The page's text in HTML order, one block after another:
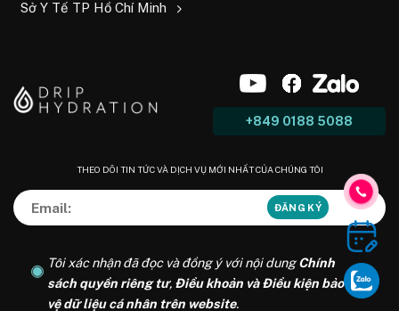
Sở Y Tế TP Hồ Chí Minh
+849 0188 5088
THEO DÕI TIN TỨC VÀ DỊCH VỤ MỚI NHẤT CỦA CHÚNG TÔI
Tôi xác nhận đã đọc và đồng ý với nội dungChính
sách quyền riêng tư, Điều khoản và Điều kiện bảo
vệ dữ liệu cá nhân trên website.